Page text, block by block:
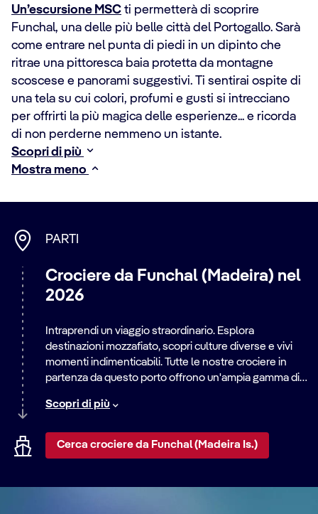
Un’escursione MSC ti permetterà di scoprire
Funchal, una delle più belle città del Portogallo. Sarà
come entrare nel punta di piedi in un dipinto che
ritrae una pittoresca baia protetta da montagne
scoscese e panorami suggestivi. Ti sentirai ospite di
una tela su cui colori, profumi e gusti si intrecciano
per offrirti la più magica delle esperienze... e ricorda
di non perderne nemmeno un istante.
Scopri di più
Mostra meno
PARTI
Crociere da Funchal (Madeira) nel
2026
Intraprendi un viaggio straordinario. Esplora
destinazioni mozzafiato, scopri culture diverse e vivi
momenti indimenticabili. Tutte le nostre crociere in
partenza da questo porto offrono un'ampia gamma di
emozionanti avventure in città. Scopri il mondo con
Scopri di più
Cerca crociere da Funchal (Madeira Is.)